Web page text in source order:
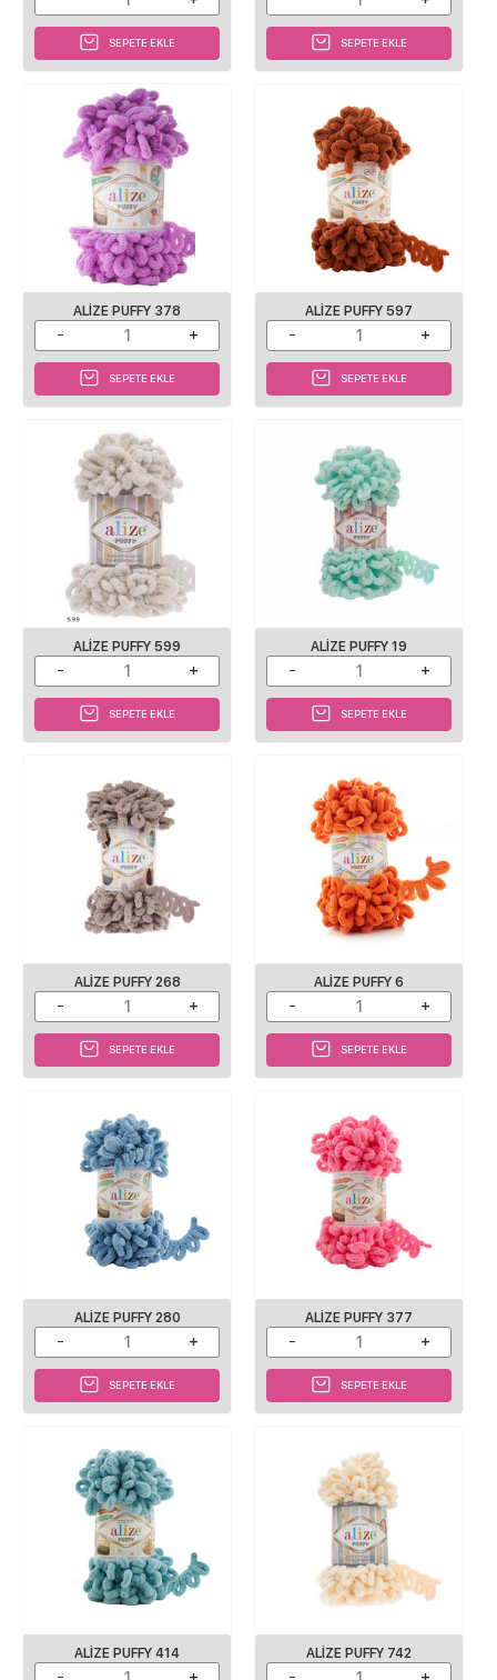
SEPETE EKLE SEPETE EKLE
ALIZE PUFFY 378
SEPETE EKLE
ALIZE PUFFY 597
SEPETE EKLE
ALIZE PUFFY 599
SEPETE EKLE
ALIZE PUFFY 19
SEPETE EKLE
ALIZE PUFFY 268
SEPETE EKLE
ALIZE PUFFY 6
SEPETE EKLE
ALIZE PUFFY 280
SEPETE EKLE
ALIZE PUFFY 377
SEPETE EKLE
ALIZE PUFFY 414 ALIZE PUFFY 742